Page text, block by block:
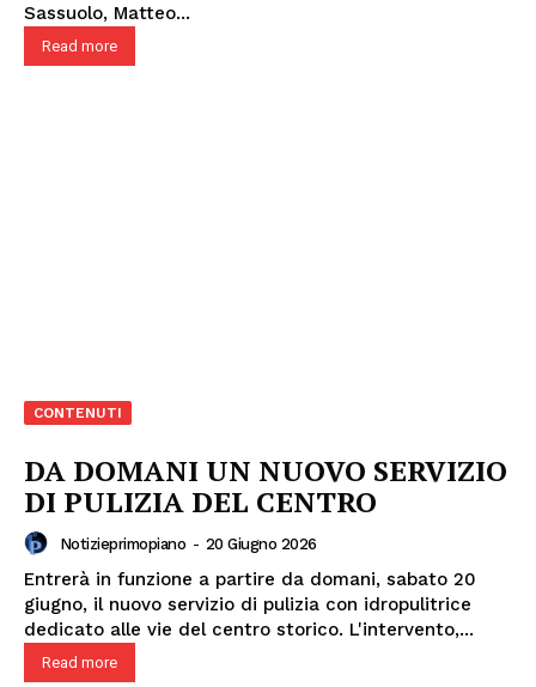
Sassuolo, Matteo...
Read more
CONTENUTI
DA DOMANI UN NUOVO SERVIZIO
DI PULIZIA DEL CENTRO
Notizieprimopiano - 20 Giugno 2026
Entrerà in funzione a partire da domani, sabato 20
giugno, il nuovo servizio di pulizia con idropulitrice
dedicato alle vie del centro storico. L'intervento,...
Read more